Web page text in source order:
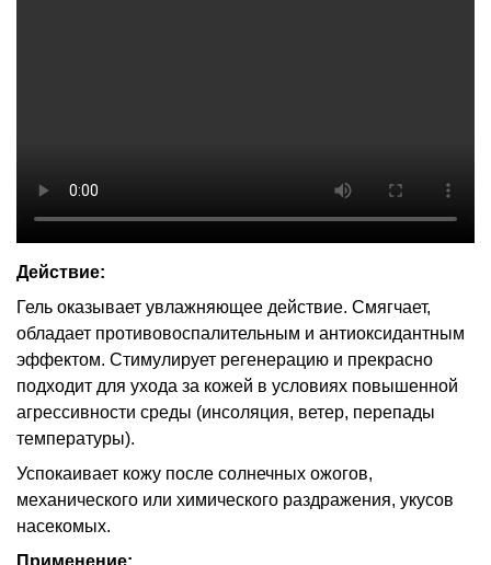
Действие:
Гель оказывает увлажняющее действие. Смягчает,
обладает противовоспалительным и антиоксидантным
эффектом. Стимулирует регенерацию и прекрасно
подходит для ухода за кожей в условиях повышенной
агрессивности среды (инсоляция, ветер, перепады
температуры).
Успокаивает кожу после солнечных ожогов,
механического или химического раздражения, укусов
насекомых.
Применение: